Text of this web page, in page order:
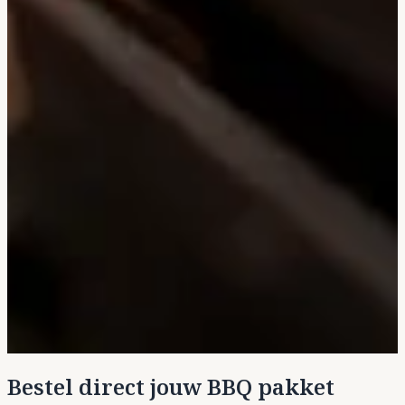
Bestel direct jouw BBQ pakket